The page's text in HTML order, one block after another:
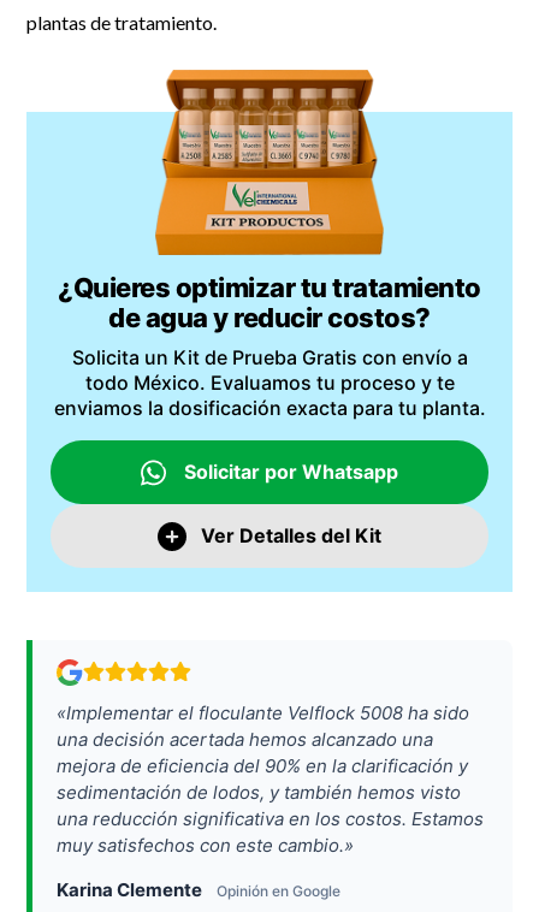
plantas de tratamiento.
¿Quieres optimizar tu tratamiento
de agua y reducir costos?
Solicita un Kit de Prueba Gratis con envío a
todo México. Evaluamos tu proceso y te
enviamos la dosificación exacta para tu planta.
Solicitar por Whatsapp
Ver Detalles del Kit
«Implementar el floculante Velflock 5008 ha sido
una decisión acertada hemos alcanzado una
mejora de eficiencia del 90% en la clarificación y
sedimentación de lodos, y también hemos visto
una reducción significativa en los costos. Estamos
muy satisfechos con este cambio.»
Karina Clemente
Opinión en Google